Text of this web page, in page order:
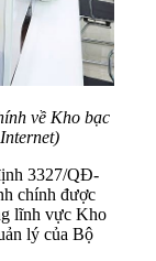
về Kho bạc
3327/QĐ-
chính được
lĩnh vực Kho
lý của Bộ